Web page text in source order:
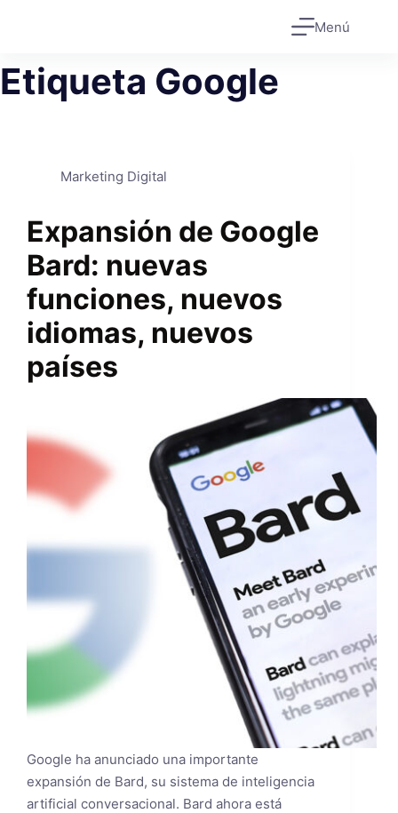
Menú
Etiqueta Google
Marketing Digital
Expansión de Google
Bard: nuevas
funciones, nuevos
idiomas, nuevos
países
Google ha anunciado una importante
expansión de Bard, su sistema de inteligencia
artificial conversacional. Bard ahora está